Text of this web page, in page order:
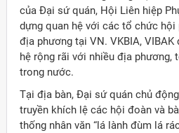
của Đại sứ quán, Hội Liên hiệp
dựng quan hệ với các tổ chức hội
địa phương tại VN. VKBIA,
hệ rộng rãi với nhiều địa phương,
trong nước.
Tại địa bàn, Đại sứ quán chủ
truyền khích lệ các hội đoàn và
thống nhân văn “lá lành đùm lá